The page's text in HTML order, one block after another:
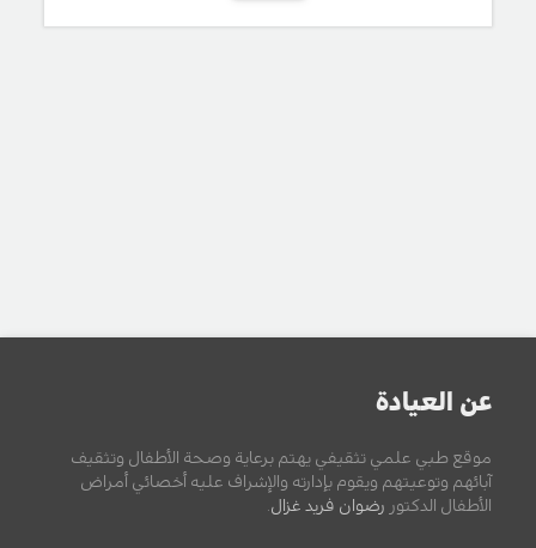
عن العيادة
موقع طبي علمي تثقيفي يهتم برعاية وصحة الأطفال وتثقيف
آبائهم وتوعيتهم ويقوم بإدارته والإشراف عليه أخصائي أمراض
الأطفال الدكتور رضوان فريد غزال.